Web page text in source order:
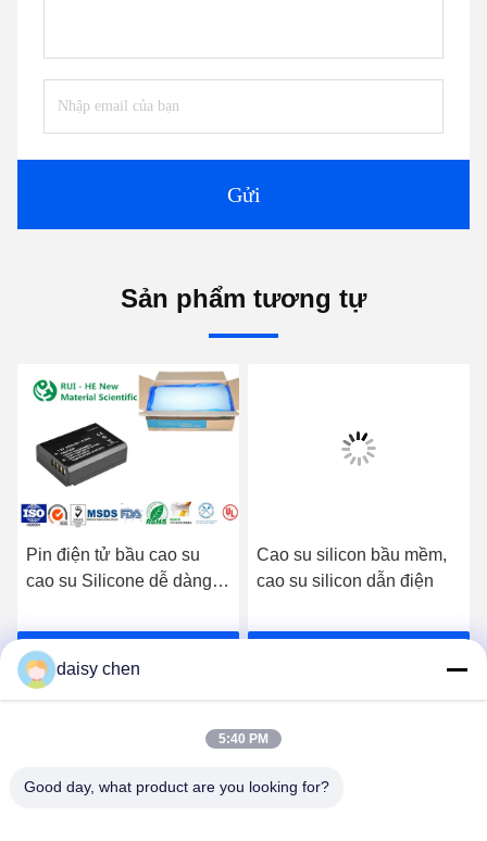
Gửi
Sản phẩm tương tự
Pin điện tử bầu cao su
cao su Silicone dễ dàng
Nhận giá tốt nhất
Cao su silicon bầu mềm,
cao su silicon dẫn điện
daisy chen
5:40 PM
Good day, what product are you looking for?